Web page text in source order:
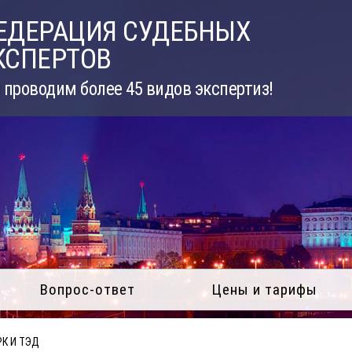
СУДЕБНЫХ
более 45 видов экспертиз!
Вопрос-ответ Цены и тарифы
И ТЭД